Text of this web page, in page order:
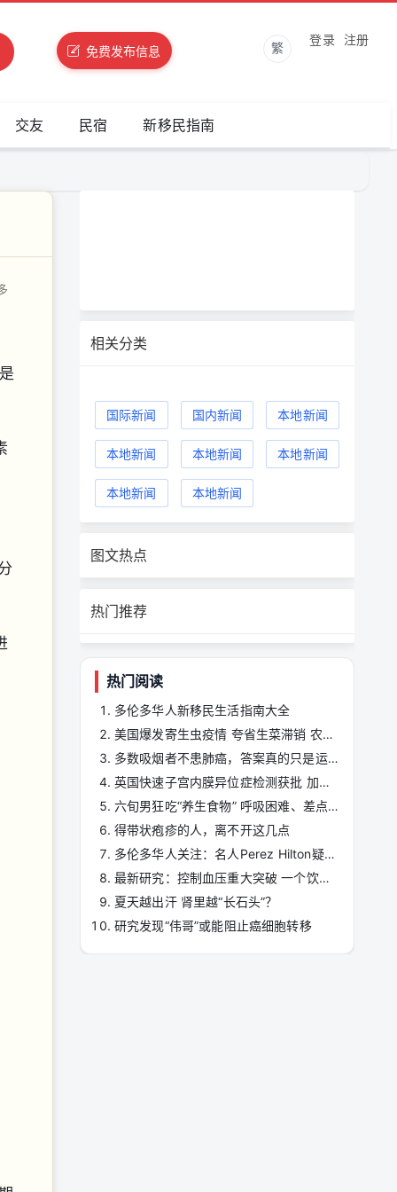
免费发布信息 繁
登录 注册
交友 民宿 新移民指南
相关分类
国际新闻 国内新闻 本地新闻
本地新闻 本地新闻 本地新闻
本地新闻 本地新闻
图文热点
热门推荐
热门阅读
多伦多华人新移民生活指南大全
美国爆发寄生虫疫情 夸省生菜滞销 农户亏损严重
多数吸烟者不患肺癌，答案真的只是运气吗？
英国快速子宫内膜异位症检测获批 加拿大全民检测前景几何？ ...
六旬男狂吃“养生食物” 呼吸困难、差点洗肾
得带状疱疹的人，离不开这几点
多伦多华人关注：名人Perez Hilton疑似自残事件 家人发声求关怀 ...
最新研究：控制血压重大突破 一个饮食习惯即可
夏天越出汗 肾里越“长石头”？
研究发现“伟哥”或能阻止癌细胞转移